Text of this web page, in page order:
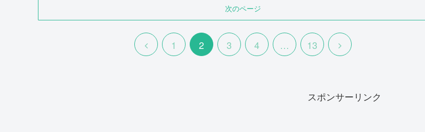
次のページ
1 2 3 4 … 13
スポンサーリンク